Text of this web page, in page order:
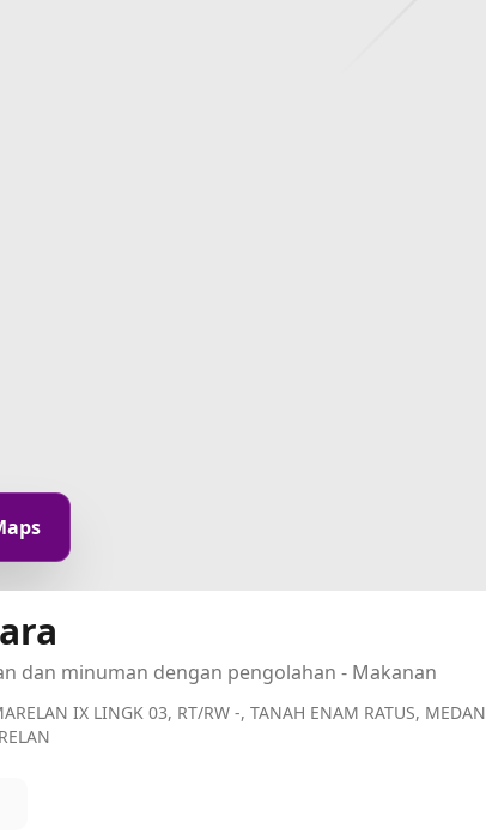
dan minuman dengan pengolahan - Makanan
IX LINGK 03, RT/RW -, TANAH ENAM RATUS, MEDAN